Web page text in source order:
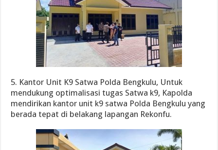
5. Kantor Unit K9 Satwa Polda Bengkulu, Untuk
mendukung optimalisasi tugas Satwa k9, Kapolda
mendirikan kantor unit k9 satwa Polda Bengkulu yang
berada tepat di belakang lapangan Rekonfu.